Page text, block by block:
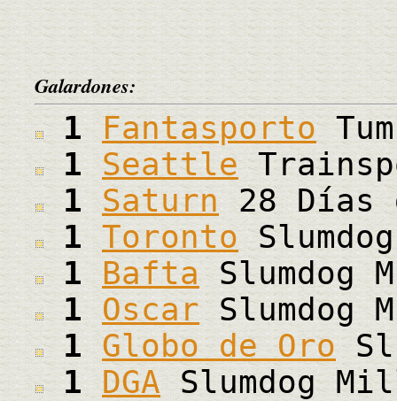
Galardones:
1Fantasporto
1Seattle
1Saturn28 Días
1Toronto
1BaftaSlumdog
1OscarSlumdog
1Globo de Oro
1DGASlumdog